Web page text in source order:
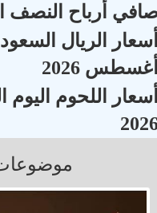
أرباح النصف
2026